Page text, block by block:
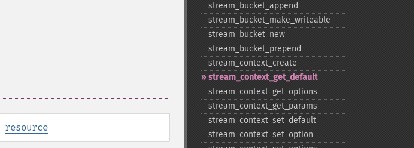
resource
stream_​bucket_​append
stream_​bucket_​make_​writeable
stream_​bucket_​new
stream_​bucket_​prepend
stream_​context_​create
stream_​context_​get_​default
stream_​context_​get_​options
stream_​context_​get_​params
stream_​context_​set_​default
stream_​context_​set_​option